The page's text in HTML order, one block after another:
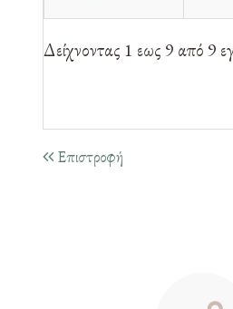
Δείχνοντας 1 εως 9 από 9
Επιστροφή